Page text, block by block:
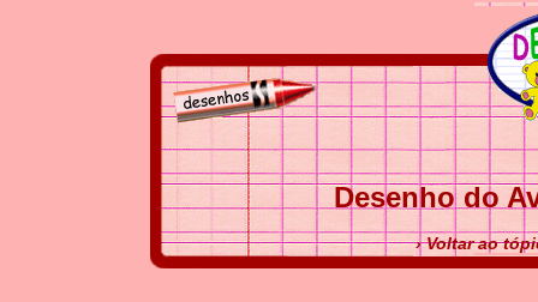
Desenho do
› Voltar ao